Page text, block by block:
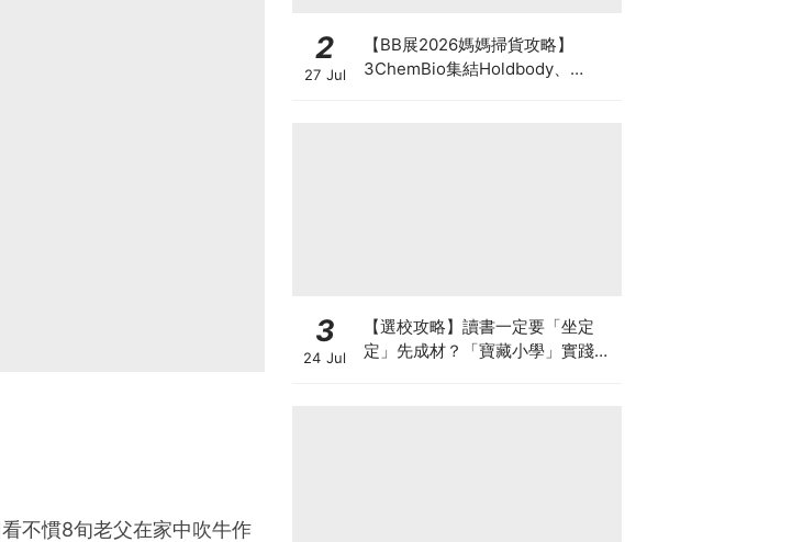
不慣8旬老父在家中吹牛作
2
27 Jul
【BB展2026媽媽掃貨攻略】
3ChemBio集結Holdbody、
3
24 Jul
【選校攻略】讀書一定要「坐定
定」先成材？「寶藏小學」實踐動